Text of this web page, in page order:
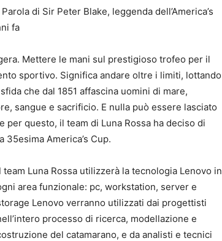
di Sir Peter Blake, leggenda dell’America’s
fa
Mettere le mani sul prestigioso trofeo per il
sportivo. Significa andare oltre i limiti, lottando
che dal 1851 affascina uomini di mare,
sangue e sacrificio. E nulla può essere lasciato
questo, il team di Luna Rossa ha deciso di
America’s Cup.
team Luna Rossa utilizzerà la tecnologia Lenovo in
area funzionale: pc, workstation, server e
Lenovo verranno utilizzati dai progettisti
processo di ricerca, modellazione e
del catamarano, e da analisti e tecnici